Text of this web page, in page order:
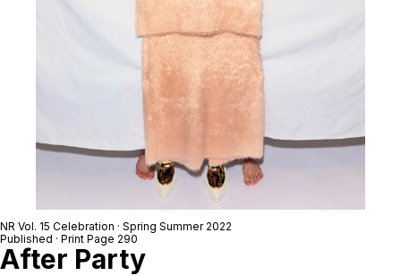
NR Vol. 15 Celebration · Spring Summer 2022
Published · Print Page 290
After Party